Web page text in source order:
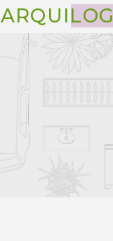
ARQUILOG